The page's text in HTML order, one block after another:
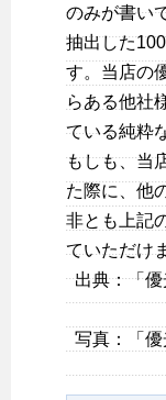
のみが書い
抽出した
す。当店の
らある他社
ている純粋
もしも、当
た際に、他
非とも上記
ていただけ
出典：「
写真：「